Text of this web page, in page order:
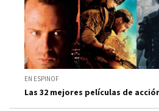
EN ESPINOF
Las 32 mejores películas de